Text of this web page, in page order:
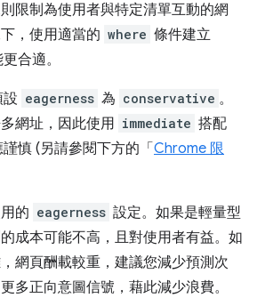
限制為使用者與特定清單互動的網
，使用適當的 where 條件建立
合適。
設 eagerness 為 conservative 。
網址，因此使用 immediate 搭配
慎 (另請參閱下方的「 Chrome 限
的 eagerness 設定。如果是輕量型
成本可能不高，且對使用者有益。如
網頁酬載較重，建議您減少預測次
多正向意圖信號，藉此減少浪費。